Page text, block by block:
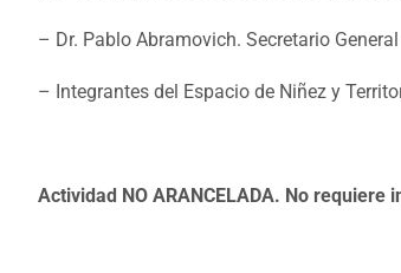
– Dr. Pablo Abramovich. Secretario
– Integrantes del Espacio de Niñez y
Actividad NO ARANCELADA. No requiere